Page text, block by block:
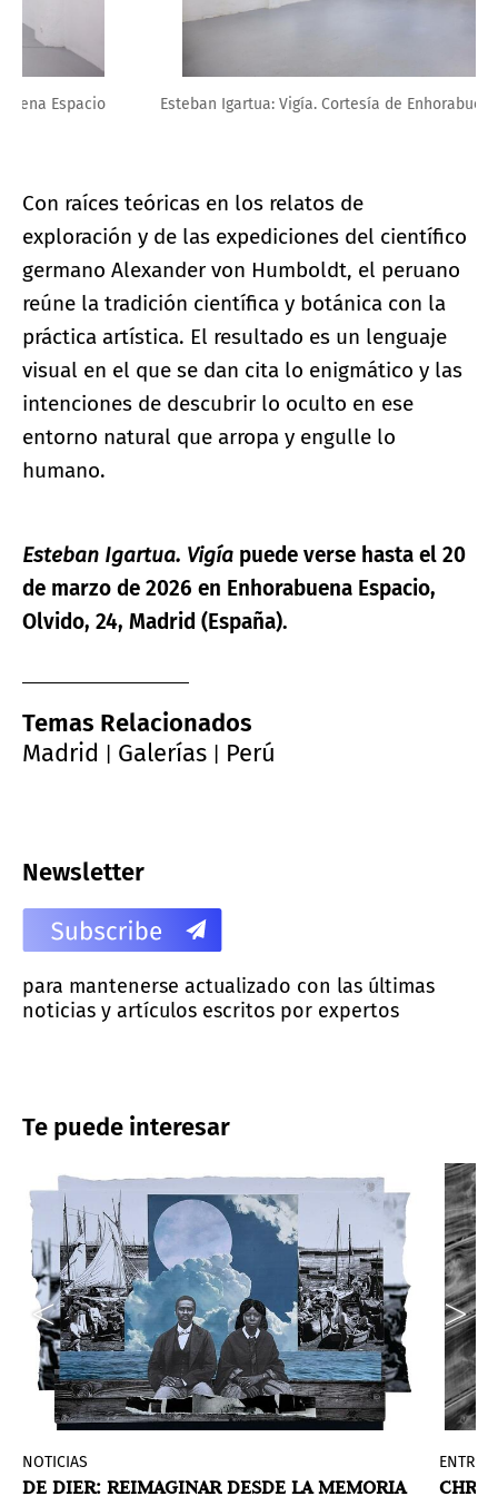
Esteban Igartua: Vigía. Cortesía de Enhorabuena Espacio
Con raíces teóricas en los relatos de
exploración y de las expediciones del científico
germano Alexander von Humboldt, el peruano
reúne la tradición científica y botánica con la
práctica artística. El resultado es un lenguaje
visual en el que se dan cita lo enigmático y las
intenciones de descubrir lo oculto en ese
entorno natural que arropa y engulle lo
humano.
Esteban Igartua. Vigía puede verse hasta el 20
de marzo de 2026 en Enhorabuena Espacio,
Olvido, 24, Madrid (España).
Temas Relacionados
Madrid
Galerías Perú
Newsletter
para mantenerse actualizado con las últimas
noticias y artículos escritos por expertos
Te puede interesar
NOTICIAS
DE DIER: REIMAGINAR DESDE LA MEMORIA